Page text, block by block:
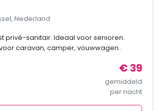
Nederland
privé-sanitair. Ideaal voor senioren.
caravan, camper, vouwwagen..
€ 39
gemiddeld
per nacht